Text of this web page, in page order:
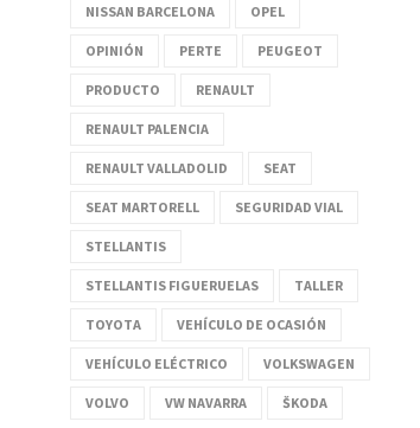
NISSAN BARCELONA OPEL
OPINIÓN PERTE PEUGEOT
PRODUCTO RENAULT
RENAULT PALENCIA
RENAULT VALLADOLID SEAT
SEAT MARTORELL SEGURIDAD VIAL
STELLANTIS
STELLANTIS FIGUERUELAS TALLER
TOYOTA VEHÍCULO DE OCASIÓN
VEHÍCULO ELÉCTRICO VOLKSWAGEN
VOLVO VW NAVARRA ŠKODA